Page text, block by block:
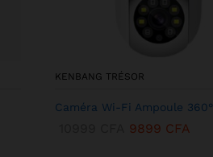
KENBANG TRÉSOR
Caméra Wi-Fi Ampoule 360°
9899 CFA